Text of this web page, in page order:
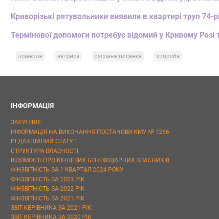
Криворізькі рятувальники виявили в квартирі труп 74-
Термінової допомоги потребує відомий у Кривому
померла актриса руслана писанка хвороба
ІНФОРМАЦІЯ
ЗАКУПІВЛІ
ІНФОРМАЦІЯ НА ВИКОНАННЯ ПОСТАНОВИ КМУ № 1266
РЕДАКЦІЙНИЙ СТАТУТ
СТРУКТУРА ВЛАСНОСТІ
ВІДОМОСТІ ПРО КІНЦЕВИХ БЕНЕФІЦІАРНИХ ВЛАСНИКІВ
ФІНЗВІТНІСТЬ ЗА 1 КВАРТАЛ 2024 РОКУ
ФІНЗВІТНІСТЬ ЗА 2023 РІК
ФІНЗВІТНІСТЬ ЗА 2022 РІК
ФІНЗВІТНІСТЬ ЗА 2021 РІК
ЗВІТ КЕРІВНИКА ЗА 2021 РІК
ЗВІТ КЕРІВНИКА ЗА 2020 РІК